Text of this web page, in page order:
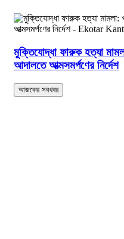
মুক্তিযোদ্ধা ফারুক হত্যা
আদালতে আত্মসমর্পণের নির্দেশ